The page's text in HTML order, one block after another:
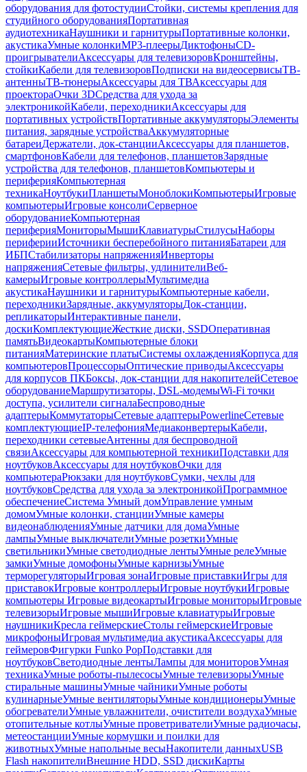
оборудования для фотостудииСтойки, системы крепления для
студийного оборудованияПортативная
аудиотехникаНаушники и гарнитурыПортативные колонки,
акустикаУмные колонкиMP3-плеерыДиктофоныCD-
проигрывателиАксессуары для телевизоровКронштейны,
стойкиКабели для телевизоровПодписки на видеосервисыТВ-
антенныТВ-тюнерыАксессуары для ТВАксессуары для
проектораОчки 3DСредства для ухода за
электроникойКабели, переходникиАксессуары для
портативных устройствПортативные аккумуляторыЭлементы
питания, зарядные устройстваАккумуляторные
батареиДержатели, док-станцииАксессуары для планшетов,
смартфоновКабели для телефонов, планшетовЗарядные
устройства для телефонов, планшетовКомпьютеры и
периферияКомпьютерная
техникаНоутбукиПланшетыМоноблокиКомпьютерыИгровые
компьютерыИгровые консолиСерверное
оборудованиеКомпьютерная
периферияМониторыМышиКлавиатурыСтилусыНаборы
периферииИсточники бесперебойного питанияБатареи для
ИБПСтабилизаторы напряженияИнверторы
напряженияСетевые фильтры, удлинителиВеб-
камерыИгровые контроллерыМультимедиа
акустикаНаушники и гарнитурыКомпьютерные кабели,
переходникиЗарядные, аккумуляторыДок-станции,
репликаторыИнтерактивные панели,
доскиКомплектующиеЖесткие диски, SSDОперативная
памятьВидеокартыКомпьютерные блоки
питанияМатеринские платыСистемы охлажденияКорпуса для
компьютеровПроцессорыОптические приводыАксессуары
для корпусов ПКБоксы, док-станции для накопителейСетевое
оборудованиеМаршрутизаторы, DSL-модемыWi-Fi точки
доступа, усилители сигналаБеспроводные
адаптерыКоммутаторыСетевые адаптерыPowerlineСетевые
комплектующиеIP-телефонияМедиаконвертерыКабели,
переходники сетевыеАнтенны для беспроводной
связиАксессуары для компьютерной техникиПодставки для
ноутбуковАксессуары для ноутбуковОчки для
компьютераРюкзаки для ноутбуковСумки, чехлы для
ноутбуковСредства для ухода за электроникойПрограммное
обеспечениеСистема Умный домУправление умным
домомУмные колонки, станцииУмные камеры
видеонаблюденияУмные датчики для домаУмные
лампыУмные выключателиУмные розеткиУмные
светильникиУмные светодиодные лентыУмные релеУмные
замкиУмные домофоныУмные карнизыУмные
терморегуляторыИгровая зонаИгровые приставкиИгры для
приставокИгровые контроллерыИгровые ноутбукиИгровые
компьютеры Игровые видеокартыИгровые мониторыИгровые
телевизорыИгровые мышиИгровые клавиатурыИгровые
наушникиКресла геймерскиеСтолы геймерскиеИгровые
микрофоныИгровая мультимедиа акустикаАксессуары для
геймеровФигурки Funko PopПодставки для
ноутбуковСветодиодные лентыЛампы для мониторовУмная
техникаУмные роботы-пылесосыУмные телевизорыУмные
стиральные машиныУмные чайникиУмные роботы
кулинарныеУмные вентиляторыУмные кондиционерыУмные
обогревателиУмные увлажнители, очистители воздухаУмные
отопительные котлыУмные проветривателиУмные радиочасы,
метеостанцииУмные кормушки и поилки для
животныхУмные напольные весыНакопители данныхUSB
Flash накопителиВнешние HDD, SSD дискиКарты